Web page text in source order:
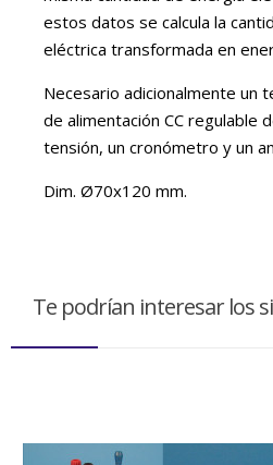
estos datos se calcula la
eléctrica transformada en
Necesario adicionalmente un
de alimentación CC regulable
tensión, un cronómetro y un
Dim. Ø70x120 mm.
Te podrían interesar los